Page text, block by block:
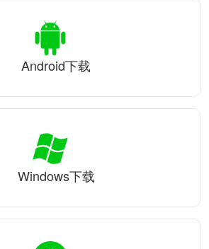
Android下载
Windows下载